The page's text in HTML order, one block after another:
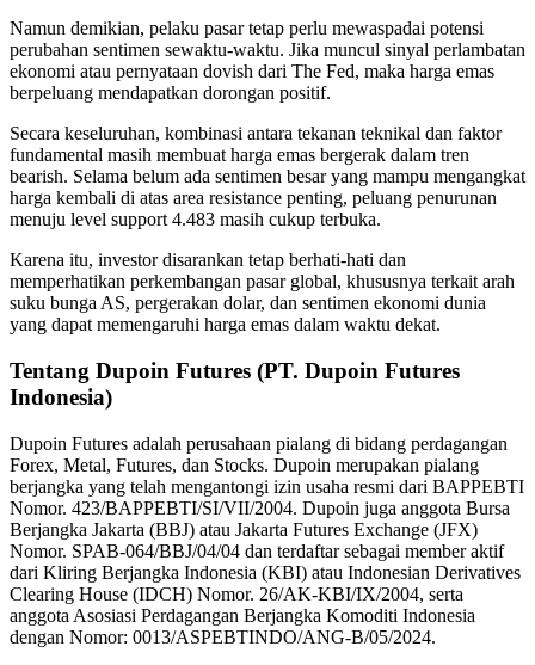
Namun demikian, pelaku pasar tetap perlu mewaspadai potensi
perubahan sentimen sewaktu-waktu. Jika muncul sinyal perlambatan
ekonomi atau pernyataan dovish dari The Fed, maka harga emas
berpeluang mendapatkan dorongan positif.
Secara keseluruhan, kombinasi antara tekanan teknikal dan faktor
fundamental masih membuat harga emas bergerak dalam tren
bearish. Selama belum ada sentimen besar yang mampu mengangkat
harga kembali di atas area resistance penting, peluang penurunan
menuju level support 4.483 masih cukup terbuka.
Karena itu, investor disarankan tetap berhati-hati dan
memperhatikan perkembangan pasar global, khususnya terkait arah
suku bunga AS, pergerakan dolar, dan sentimen ekonomi dunia
yang dapat memengaruhi harga emas dalam waktu dekat.
Tentang Dupoin Futures (PT. Dupoin Futures
Indonesia)
Dupoin Futures adalah perusahaan pialang di bidang perdagangan
Forex, Metal, Futures, dan Stocks. Dupoin merupakan pialang
berjangka yang telah mengantongi izin usaha resmi dari BAPPEBTI
Nomor. 423/BAPPEBTI/SI/VII/2004. Dupoin juga anggota Bursa
Berjangka Jakarta (BBJ) atau Jakarta Futures Exchange (JFX)
Nomor. SPAB-064/BBJ/04/04 dan terdaftar sebagai member aktif
dari Kliring Berjangka Indonesia (KBI) atau Indonesian Derivatives
Clearing House (IDCH) Nomor. 26/AK-KBI/IX/2004, serta
anggota Asosiasi Perdagangan Berjangka Komoditi Indonesia
dengan Nomor: 0013/ASPEBTINDO/ANG-B/05/2024.